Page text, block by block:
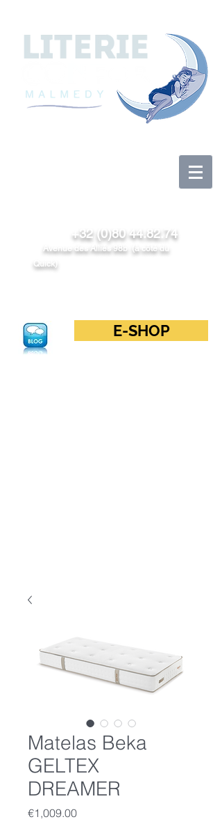
+32 (0)80 44.82.74
Avenue des Alliés 98b (à côté du
Quick)
E-SHOP
Matelas Beka
GELTEX
DREAMER
€1,009.00Price